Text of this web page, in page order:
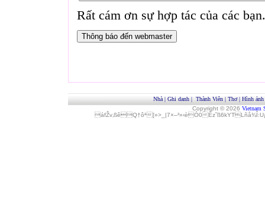
Rất cám ơn sự hợp tác của các bạn.
Nhà | Ghi danh | Thành Viên | Thơ| Hình ảnh
Copyright © 2026 Vietnam
áfŽv‚ßêQ†ôª[»>_|7×–²»‹èÓ0